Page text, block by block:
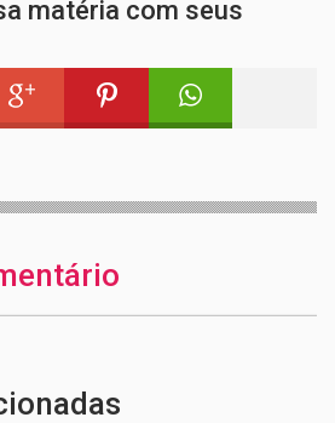
matéria com seus